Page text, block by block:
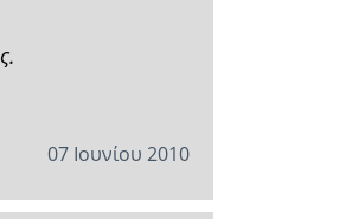
07 Ιουνίου 2010